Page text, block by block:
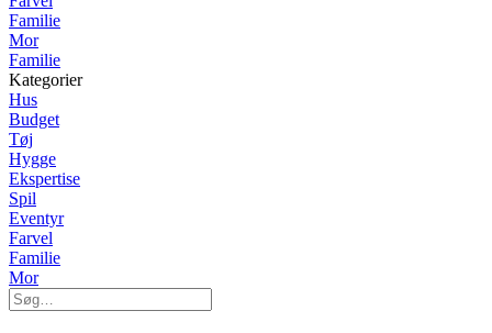
Familie
Mor
Familie
Kategorier
Hus
Budget
Tøj
Hygge
Ekspertise
Spil
Eventyr
Farvel
Familie
Mor